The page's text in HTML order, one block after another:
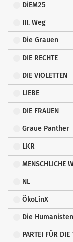
DiEM25
III. Weg
Die Grauen
DIE RECHTE
DIE VIOLETTEN
LIEBE
DIE FRAUEN
Graue Panther
LKR
MENSCHLICHE
NL
ÖkoLinX
Die Humanisten
PARTEI FÜR DIE